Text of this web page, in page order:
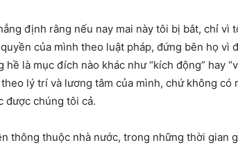
định rằng nếu nay mai này tôi bị bắt, chỉ vì
của mình theo luật pháp, đứng bên họ vì
hề là mục đích nào khác như “kích động” hay
lý trí và lương tâm của mình, chứ không có
được chúng tôi cả.
thông thuộc nhà nước, trong những thời gian